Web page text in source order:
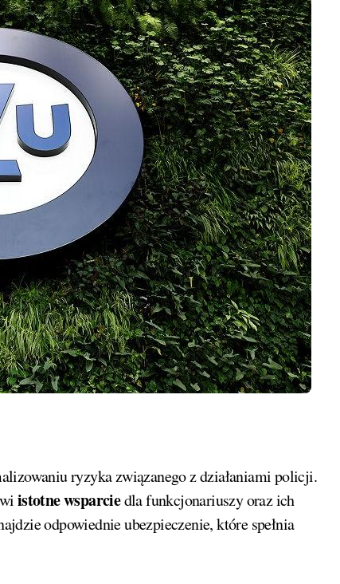
ryzyka związanego z działaniami policji.
istotne wsparciedla funkcjonariuszy oraz ich
odpowiednie ubezpieczenie, które spełnia